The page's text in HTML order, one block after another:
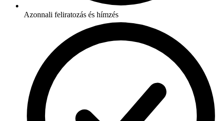
Azonnali feliratozás és hímzés